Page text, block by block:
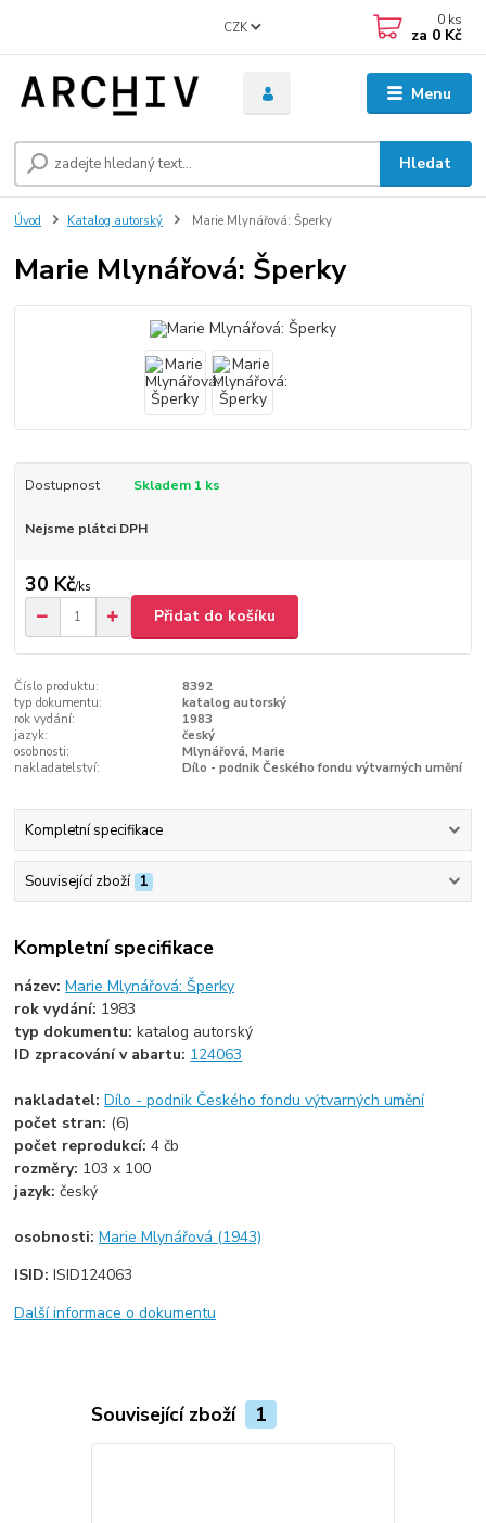
Menu
CZK
Hledat
0 ks
za 0 Kč
Úvod Katalog autorský Marie Mlynářová: Šperky
Marie Mlynářová: Šperky
Dostupnost Skladem 1 ks
Nejsme plátci DPH
30 Kč/ks
Přidat do košíku
Číslo produktu:
8392
typ dokumentu:
katalog autorský
rok vydání:
1983
jazyk:
český
osobnosti:
Mlynářová, Marie
nakladatelství:
Dílo - podnik Českého fondu výtvarných umění
Kompletní specifikace
Související zboží 1
Kompletní specifikace
název:Marie Mlynářová: Šperky
rok vydání: 1983
typ dokumentu:katalog autorský
ID zpracování v abartu: 124063
nakladatel:Dílo - podnik Českého fondu výtvarných umění
počet stran: (6)
počet reprodukcí:4 čb
rozměry: 103 x 100
jazyk:český
osobnosti:Marie Mlynářová (1943)
ISID:ISID124063
Další informace o dokumentu
Související zboží 1